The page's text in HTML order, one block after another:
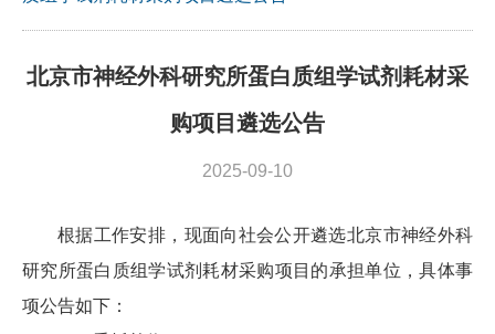
北京市神经外科研究所蛋白质组学试剂耗材采
购项目遴选公告
2025-09-10
根据工作安排，现面向社会公开遴选北京市神经外科
研究所蛋白质组学试剂耗材采购项目的承担单位，具体事
项公告如下：